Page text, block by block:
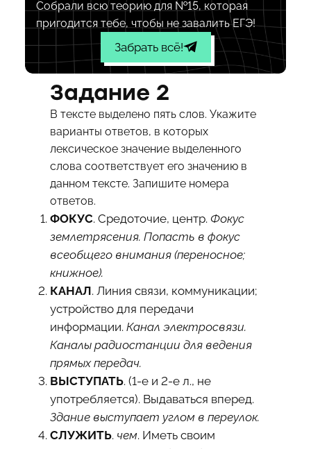
Собрали всю теорию для №15, которая
пригодится тебе, чтобы не завалить ЕГЭ!
Забрать всё!
Задание 2
В тексте выделено пять слов. Укажите
варианты ответов, в которых
лексическое значение выделенного
слова соответствует его значению в
данном тексте. Запишите номера
ответов.
ФОКУС. Средоточие, центр. Фокус
землетрясения. Попасть в фокус
всеобщего внимания (переносное;
книжное).
КАНАЛ. Линия связи, коммуникации;
устройство для передачи
информации. Канал электросвязи.
Каналы радиостанции для ведения
прямых передач.
ВЫСТУПАТЬ. (1-е и 2-е л., не
употребляется). Выдаваться вперед.
Здание выступает углом в переулок.
СЛУЖИТЬ. чем. Иметь своим